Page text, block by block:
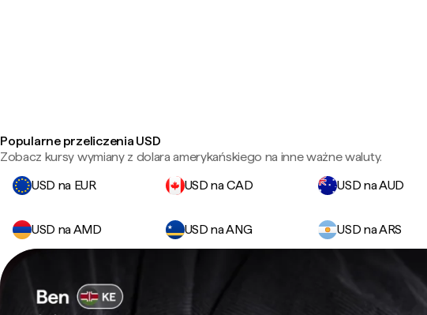
Popularne przeliczenia USD
Zobacz kursy wymiany z dolara amerykańskiego na inne ważne waluty.
USD na EUR
USD na CAD USD na AUD
USD na AMD USD na ANG USD na ARS